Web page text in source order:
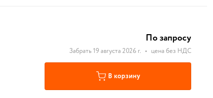
По запросу
Забрать 19 августа 2026 г. • цена без НДС
В корзину